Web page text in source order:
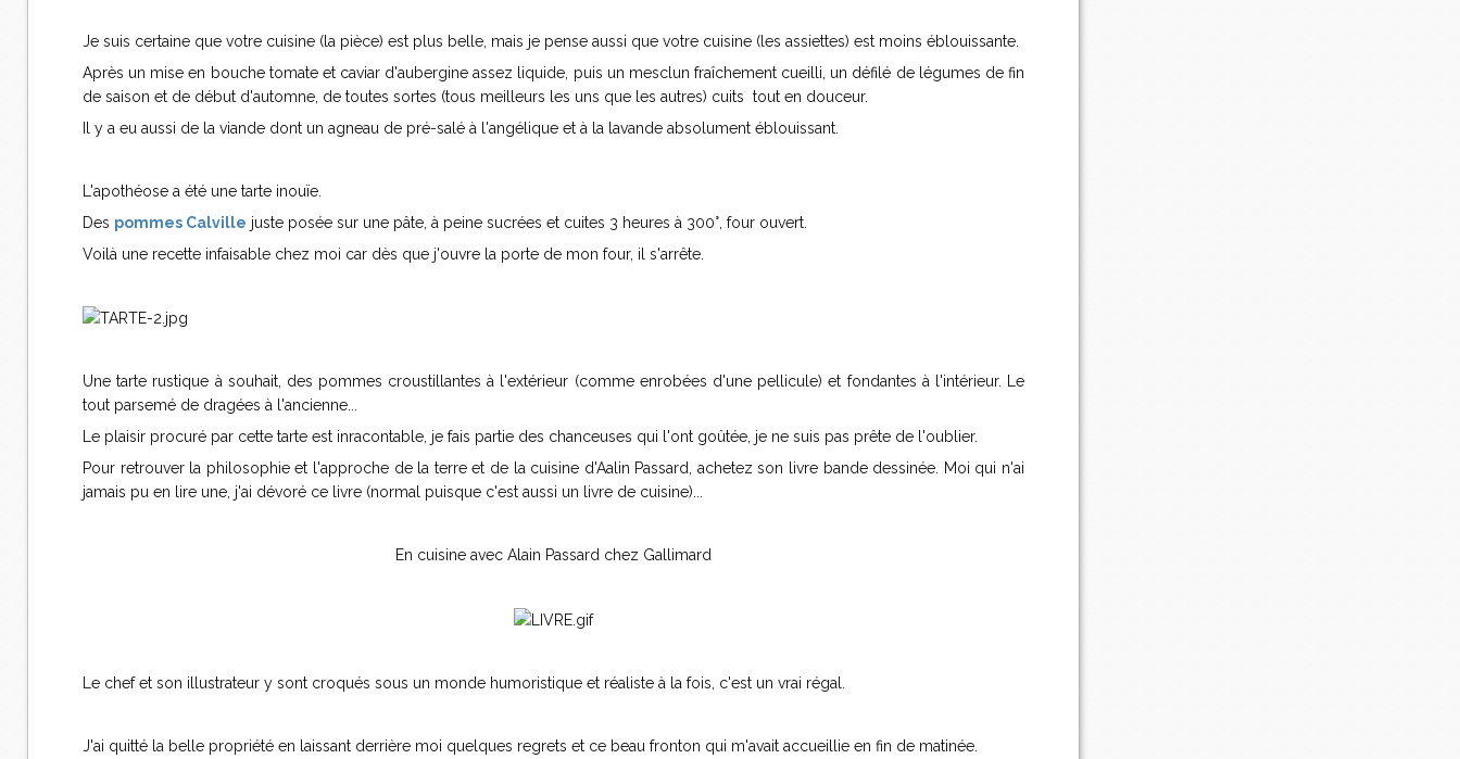
Je suis certaine que votre cuisine (la pièce) est plus belle, mais je pense aussi que votre cuisine (les assiettes) est moins éblouissante.
Après un mise en bouche tomate et caviar d'aubergine assez liquide, puis un mesclun fraîchement cueilli, un défilé de légumes de fin
de saison et de début d'automne, de toutes sortes (tous meilleurs les uns que les autres) cuits tout en douceur.
Il y a eu aussi de la viande dont un agneau de pré-salé à l'angélique et à la lavande absolument éblouissant.
L'apothéose a été une tarte inouïe.
Des pommes Calville juste posée sur une pâte, à peine sucrées et cuites 3 heures à 300°, four ouvert.
Voilà une recette infaisable chez moi car dès que j'ouvre la porte de mon four, il s'arrête.
Une tarte rustique à souhait, des pommes croustillantes à l'extérieur (comme enrobées d'une pellicule) et fondantes à l'intérieur. Le
tout parsemé de dragées à l'ancienne...
Le plaisir procuré par cette tarte est inracontable, je fais partie des chanceuses qui l'ont goûtée, je ne suis pas prête de l'oublier.
Pour retrouver la philosophie et l'approche de la terre et de la cuisine d'Aalin Passard, achetez son livre bande dessinée. Moi qui n'ai
jamais pu en lire une, j'ai dévoré ce livre (normal puisque c'est aussi un livre de cuisine)...
En cuisine avec Alain Passard chez Gallimard
Le chef et son illustrateur y sont croqués sous un monde humoristique et réaliste à la fois, c'est un vrai régal.
J'ai quitté la belle propriété en laissant derrière moi quelques regrets et ce beau fronton qui m'avait accueillie en fin de matinée.